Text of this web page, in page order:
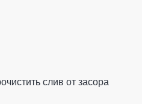
слив от засора